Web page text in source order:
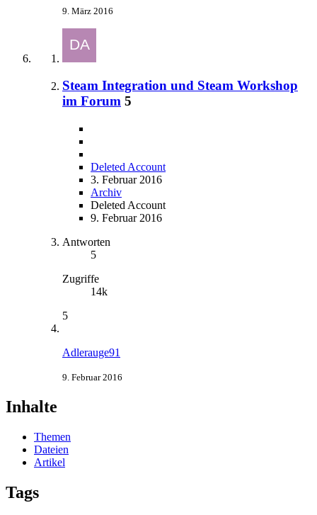
9. März 2016
Steam Integration und Steam Workshop
im Forum 5
Deleted Account
3. Februar 2016
Archiv
Deleted Account
9. Februar 2016
Antworten
5
Zugriffe
14k
5
Adlerauge91
9. Februar 2016
Inhalte
Themen
Dateien
Artikel
Tags